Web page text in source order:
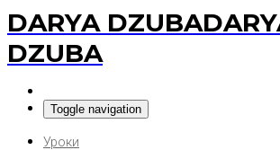
DARYA DZUBA
DZUBA
Toggle navigation
Уроки